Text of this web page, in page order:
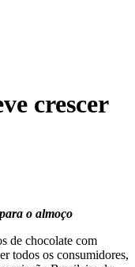
crescer
o almoço
de chocolate com
todos os consumidores,